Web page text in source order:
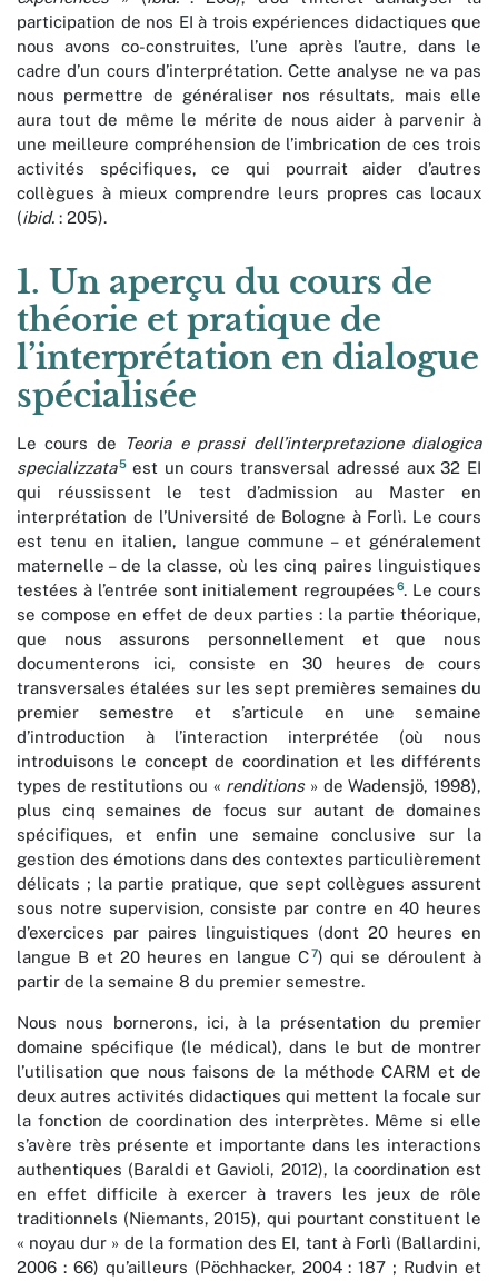
participation de nos EI à trois expériences didactiques que
nous avons co-construites, l’une après l’autre, dans le
cadre d’un cours d’interprétation. Cette analyse ne va pas
nous permettre de généraliser nos résultats, mais elle
aura tout de même le mérite de nous aider à parvenir à
une meilleure compréhension de l’imbrication de ces trois
activités spécifiques, ce qui pourrait aider d’autres
collègues à mieux comprendre leurs propres cas locaux
(ibid. : 205).
1. Un aperçu du cours de
théorie et pratique de
l’interprétation en dialogue
spécialisée
Le cours de
Teoria e prassi dell’interpretazione dialogica
specializzata5est un cours transversal adressé aux 32 EI
qui réussissent le test d’admission au Master en
interprétation de l’Université de Bologne à Forlì. Le cours
est tenu en italien, langue commune – et généralement
maternelle – de la classe, où les cinq paires linguistiques
testées à l’entrée sont initialement regroupées 6. Le cours
se compose en effet de deux parties : la partie théorique,
que nous assurons personnellement et que nous
documenterons ici, consiste en 30 heures de cours
transversales étalées sur les sept premières semaines du
premier semestre et s’articule en une semaine
d’introduction à l’interaction interprétée (où nous
introduisons le concept de coordination et les différents
types de restitutions ou « renditions» de Wadensjö, 1998),
plus cinq semaines de focus sur autant de domaines
spécifiques, et enfin une semaine conclusive sur la
gestion des émotions dans des contextes particulièrement
délicats ; la partie pratique, que sept collègues assurent
sous notre supervision, consiste par contre en 40 heures
d’exercices par paires linguistiques (dont 20 heures en
langue B et 20 heures en langue C7) qui se déroulent à
partir de la semaine 8 du premier semestre.
Nous nous bornerons, ici, à la présentation du premier
domaine spécifique (le médical), dans le but de montrer
l’utilisation que nous faisons de la méthode CARM et de
deux autres activités didactiques qui mettent la focale sur
la fonction de coordination des interprètes. Même si elle
s’avère très présente et importante dans les interactions
authentiques (Baraldi et Gavioli, 2012), la coordination est
en effet difficile à exercer à travers les jeux de rôle
traditionnels (Niemants, 2015), qui pourtant constituent le
« noyau dur » de la formation des EI, tant à Forlì (Ballardini,
2006 : 66) qu’ailleurs (Pöchhacker, 2004 : 187 ; Rudvin et